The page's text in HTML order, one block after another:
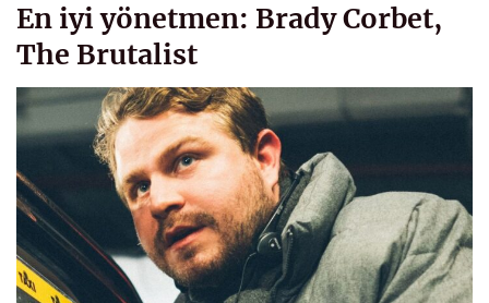
En iyi yönetmen: Brady Corbet,
The Brutalist